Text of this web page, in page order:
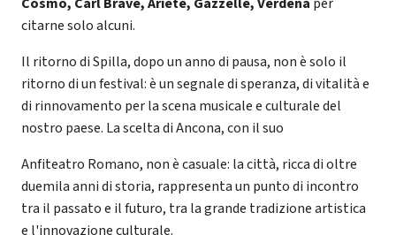
citarne solo alcuni.
Il ritorno di Spilla, dopo un anno di pausa, non è solo il
ritorno di un festival: è un segnale di speranza, di vitalità e
di rinnovamento per la scena musicale e culturale del
nostro paese. La scelta di Ancona, con il suo
Anfiteatro Romano, non è casuale: la città, ricca di oltre
duemila anni di storia, rappresenta un punto di incontro
tra il passato e il futuro, tra la grande tradizione artistica
e l'innovazione culturale.